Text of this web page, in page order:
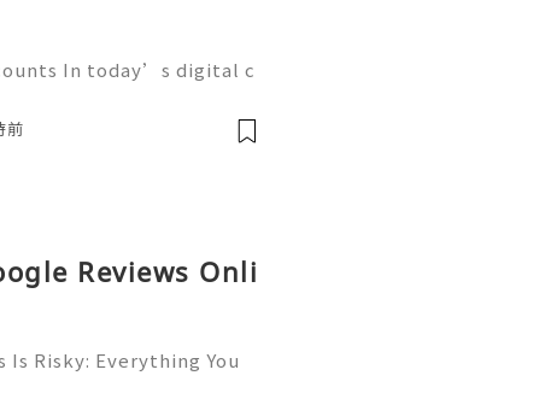
In today’s digital c
and communities. A
前
Reviews Onli
Is Risky: Everything You